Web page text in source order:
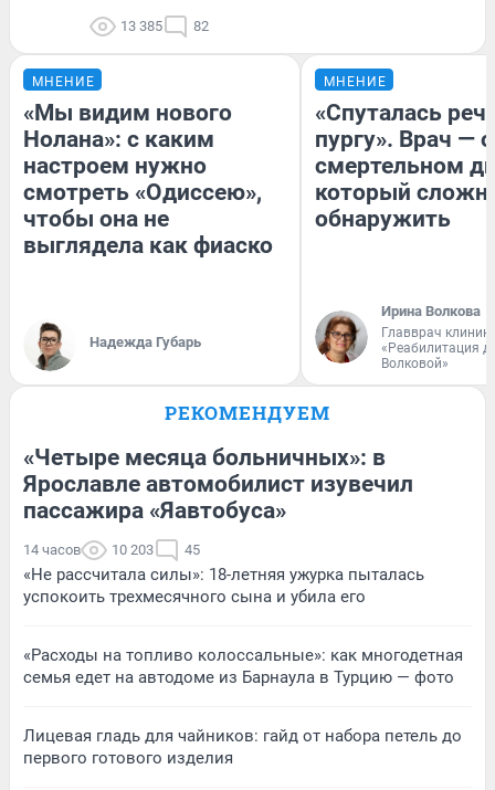
13 385 82
МНЕНИЕ
«Мы видим нового
Нолана»: с каким
настроем нужно
смотреть «Одиссею»,
чтобы она не
выглядела как фиаско
Надежда Губарь
МНЕНИЕ
«Спуталась
пургу». Врач — о
смертельном
который
обнаружить
Ирина Волкова
Главврач
«Реабилитация
Волковой»
РЕКОМЕНДУЕМ
«Четыре месяца больничных»: в
Ярославле автомобилист изувечил
пассажира «Яавтобуса»
14 часов 10 203 45
«Не рассчитала силы»: 18-летняя ужурка пыталась
успокоить трехмесячного сына и убила его
«Расходы на топливо колоссальные»: как многодетная
семья едет на автодоме из Барнаула в Турцию — фото
Лицевая гладь для чайников: гайд от набора петель до
первого готового изделия